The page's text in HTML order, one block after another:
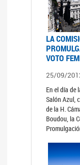
LA
VOTO
25/09/
En el día de
Salón Azul,
de la H.
Boudou, la